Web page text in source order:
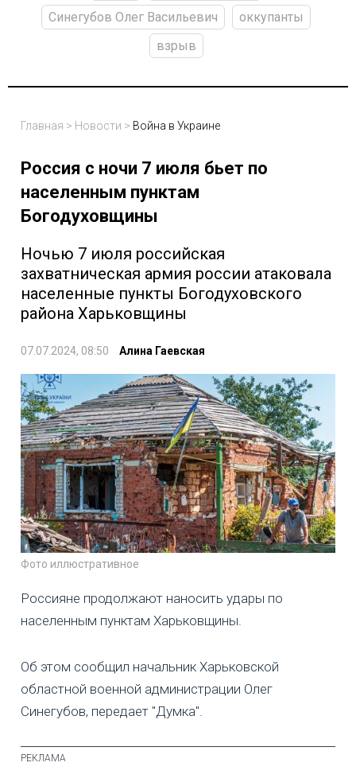
Синегубов Олег Васильевич
оккупанты
взрыв
Главная > Новости > Война в Украине
Россия с ночи 7 июля бьет по
населенным пунктам
Богодуховщины
Ночью 7 июля российская
захватническая армия россии атаковала
населенные пункты Богодуховского
района Харьковщины
07.07.2024, 08:50 Алина Гаевская
Фото иллюстративное
Россияне продолжают наносить удары по
населенным пунктам Харьковщины.
Об этом сообщил начальник Харьковской
областной военной администрации Олег
Синегубов, передает "Думка".